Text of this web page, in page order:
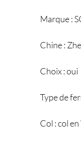
Marque :
Chine :
Choix : oui
Type de
Col : col en